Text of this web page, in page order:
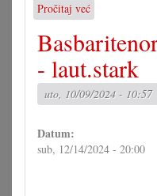
Pročitaj već
Bernhard
Fibich
u
Kugi:
"Neue
Advent-
- laut.stark
uto, 10/09/2024 - 10:57
Datum:
sub, 12/14/2024 - 20:00